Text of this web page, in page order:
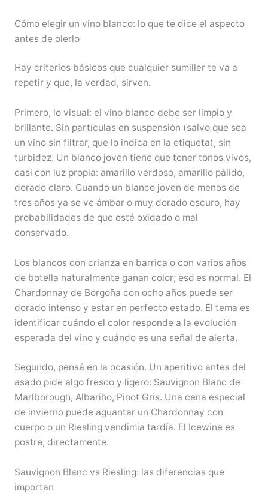
Cómo elegir un vino blanco: lo que te dice el aspecto
antes de olerlo
Hay criterios básicos que cualquier sumiller te va a
repetir y que, la verdad, sirven.
Primero, lo visual: el vino blanco debe ser limpio y
brillante. Sin partículas en suspensión (salvo que sea
un vino sin filtrar, que lo indica en la etiqueta), sin
turbidez. Un blanco joven tiene que tener tonos vivos,
casi con luz propia: amarillo verdoso, amarillo pálido,
dorado claro. Cuando un blanco joven de menos de
tres años ya se ve ámbar o muy dorado oscuro, hay
probabilidades de que esté oxidado o mal
conservado.
Los blancos con crianza en barrica o con varios años
de botella naturalmente ganan color; eso es normal. El
Chardonnay de Borgoña con ocho años puede ser
dorado intenso y estar en perfecto estado. El tema es
identificar cuándo el color responde a la evolución
esperada del vino y cuándo es una señal de alerta.
Segundo, pensá en la ocasión. Un aperitivo antes del
asado pide algo fresco y ligero: Sauvignon Blanc de
Marlborough, Albariño, Pinot Gris. Una cena especial
de invierno puede aguantar un Chardonnay con
cuerpo o un Riesling vendimia tardía. El Icewine es
postre, directamente.
Sauvignon Blanc vs Riesling: las diferencias que
importan